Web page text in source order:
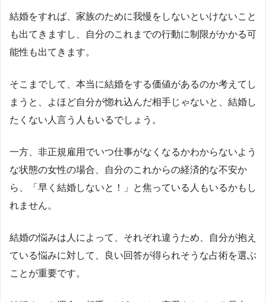
結婚をすれば、家族のために我慢をしないといけないこと
も出てきますし、自分のこれまでの行動に制限がかかる可
能性も出てきます。
そこまでして、本当に結婚をする価値があるのか考えてし
まうと、よほど自分が惚れ込んだ相手じゃないと、結婚し
たくない人言う人もいるでしょう。
一方、非正規雇用でいつ仕事がなくなるかわからないよう
な状態の女性の場合、自分のこれからの経済的な不安か
ら、「早く結婚しないと！」と焦っている人もいるかもし
れません。
結婚の悩みは人によって、それぞれ違うため、自分が抱え
ている悩みに対して、良い回答が得られそうな占術を選ぶ
ことが重要です。